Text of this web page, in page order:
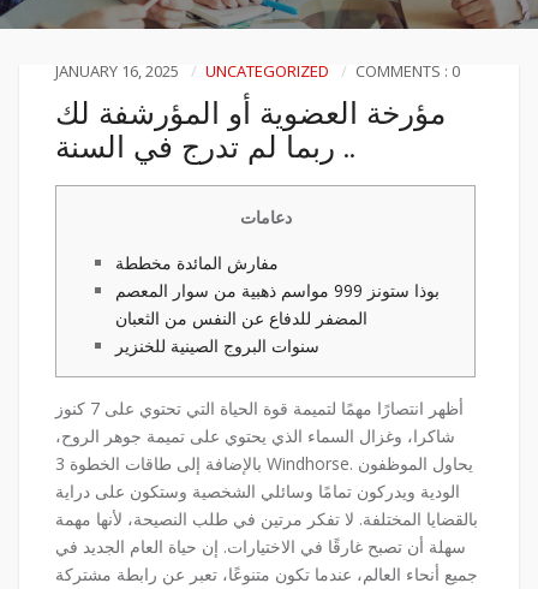
JANUARY 16, 2025 UNCATEGORIZED COMMENTS : 0
مؤرخة العضوية أو المؤرشفة لك
ربما لم تدرج في السنة ..
دعامات
مفارش المائدة مخططة
بوذا ستونز 999 مواسم ذهبية من سوار المعصم
المضفر للدفاع عن النفس من الثعبان
سنوات البروج الصينية للخنزير
أظهر انتصارًا مهمًا لتميمة قوة الحياة التي تحتوي على 7 كنوز
شاكرا، وغزال السماء الذي يحتوي على تميمة جوهر الروح،
بالإضافة إلى طاقات الخطوة 3 Windhorse. يحاول الموظفون
الودية ويدركون تمامًا وسائلي الشخصية وستكون على دراية
بالقضايا المختلفة. لا تفكر مرتين في طلب النصيحة، لأنها مهمة
سهلة أن تصبح غارقًا في الاختيارات. إن حياة العام الجديد في
جميع أنحاء العالم، عندما تكون متنوعًا، تعبر عن رابطة مشتركة